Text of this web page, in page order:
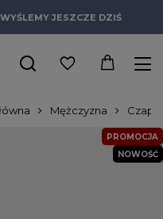
JESZCZE DZIŚ
Mężczyzna Czapki
PROMOCJA
NOWOŚĆ